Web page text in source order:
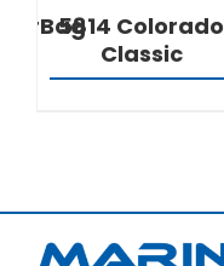
5814 Colorado
Classic